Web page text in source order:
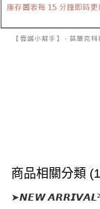
１．透過由恩沛科技
權轉讓予恩沛科技股
２．關於個人資料處
「AFTEE先享後付」
時審查核予不同之上
每筆NT$60，滿
付款後7-11取貨
商品相關分類
➤𝙉𝙀𝙒